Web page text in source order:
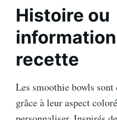
Histoire ou
recette
Les smoothie bowls sont
grâce à leur aspect